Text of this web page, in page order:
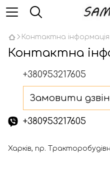
Контактна інформація
Контактна
+380953217605
Замовити
+380953217605
Харків, пр.